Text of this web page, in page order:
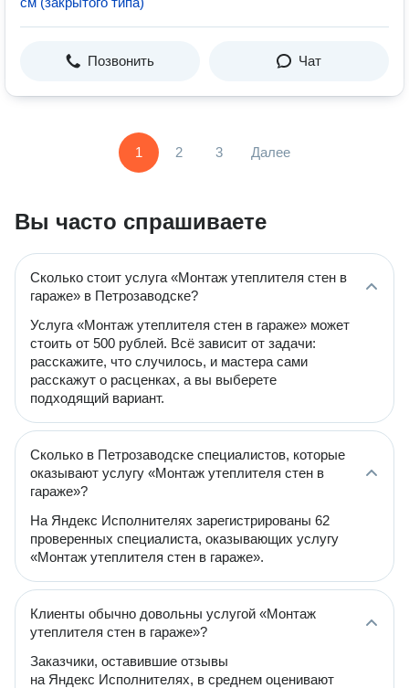
Позвонить Чат
1 2 3 Далее
Вы часто спрашиваете
Сколько стоит услуга «Монтаж утеплителя стен в
гараже» в Петрозаводске?
Услуга «Монтаж утеплителя стен в гараже» может
стоить от 500 рублей. Всё зависит от задачи:
расскажите, что случилось, и мастера сами
расскажут о расценках, а вы выберете
подходящий вариант.
Сколько в Петрозаводске специалистов, которые
оказывают услугу «Монтаж утеплителя стен в
гараже»?
На Яндекс Исполнителях зарегистрированы 62
проверенных специалиста, оказывающих услугу
«Монтаж утеплителя стен в гараже».
Клиенты обычно довольны услугой «Монтаж
утеплителя стен в гараже»?
Заказчики, оставившие отзывы
на Яндекс Исполнителях, в среднем оценивают